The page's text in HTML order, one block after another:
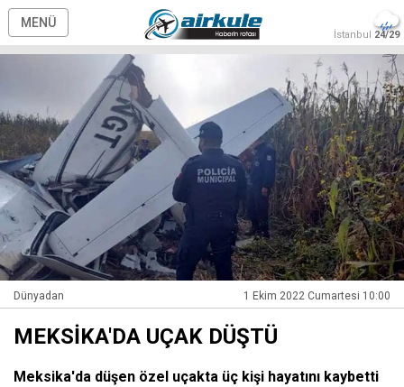
MENÜ
İstanbul 24/29
Dünyadan 1 Ekim 2022 Cumartesi 10:00
MEKSİKA'DA UÇAK DÜŞTÜ
Meksika'da düşen özel uçakta üç kişi hayatını kaybetti